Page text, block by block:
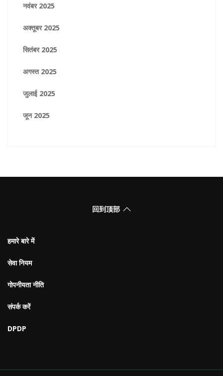
नवंबर 2025
अक्तूबर 2025
सितंबर 2025
अगस्त 2025
जुलाई 2025
जून 2025
回到顶部
हमारे बारे में
सेवा नियम
गोपनीयता नीति
संपर्क करें
DPDP